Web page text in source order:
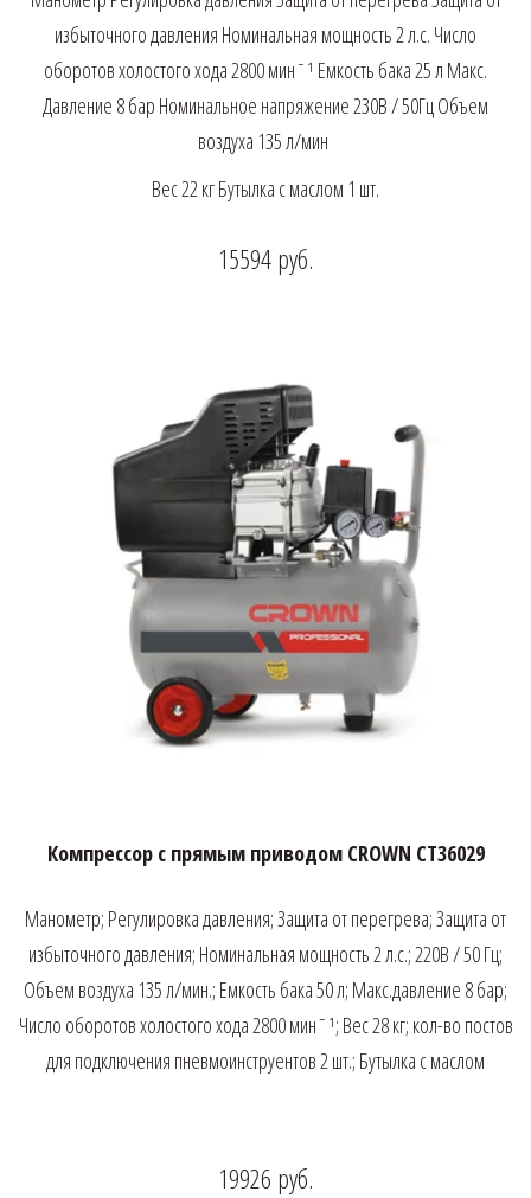
избыточного давления Номинальная мощность 2 л.с. Число
оборотов холостого хода 2800 минˉ¹ Емкость бака 25 л Макс.
Давление 8 бар Номинальное напряжение 230В / 50Гц Объем
воздуха 135 л/мин
Вес 22 кг Бутылка с маслом 1 шт.
15594руб.
Компрессор с прямым приводом CROWN CT36029
Манометр; Регулировка давления; Защита от перегрева; Защита от
избыточного давления; Номинальная мощность 2 л.с.; 220В / 50 Гц;
Объем воздуха 135 л/мин.; Емкость бака 50 л; Макс.давление 8 бар;
Число оборотов холостого хода 2800 минˉ¹; Вес 28 кг; кол-во постов
для подключения пневмоинструентов 2 шт.; Бутылка с маслом
19926 руб.